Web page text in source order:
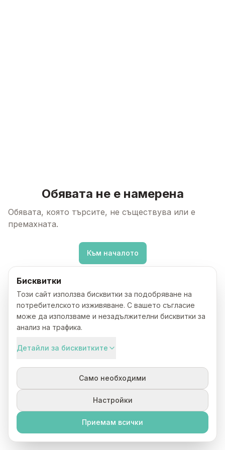
Обявата не е намерена
Обявата, която търсите, не съществува или е
премахната.
Към началото
Бисквитки
Този сайт използва бисквитки за подобряване на
потребителското изживяване. С вашето съгласие
може да използваме и незадължителни бисквитки за
анализ на трафика.
Детайли за бисквитките
Само необходими
Настройки
Приемам всички